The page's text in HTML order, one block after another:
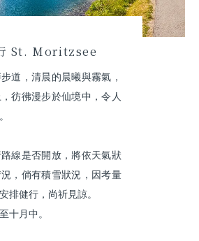
St. Moritzsee
道，清晨的晨曦與霧氣，
彷彿漫步於仙境中，令人
線是否開放，將依天氣狀
，倘有積雪狀況，因考量
排健行，尚祈見諒。
十月中。